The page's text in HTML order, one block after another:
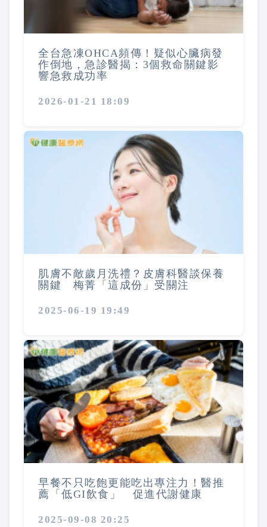
全台急凍OHCA頻傳！疑似心臟病發
作倒地，急診醫揭：3個救命關鍵影
響急救成功率
2026-01-21 18:09
肌膚不敵歲月洗禮？皮膚科醫談保養
關鍵 梅菁「這成份」受關注
2025-06-19 19:49
早餐不只吃飽更能吃出專注力！醫推
薦「低GI飲食」 促進代謝健康
2025-09-08 20:25